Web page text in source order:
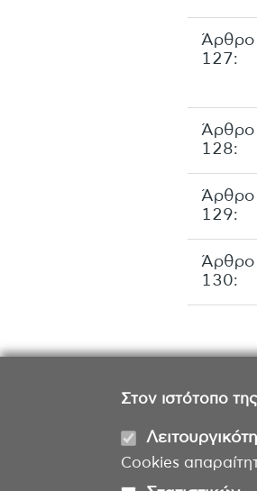
Στον ιστότοπο
Cookies
Άρθρο
127:
Άρθρο
128:
Άρθρο
129:
Άρθρο
130: